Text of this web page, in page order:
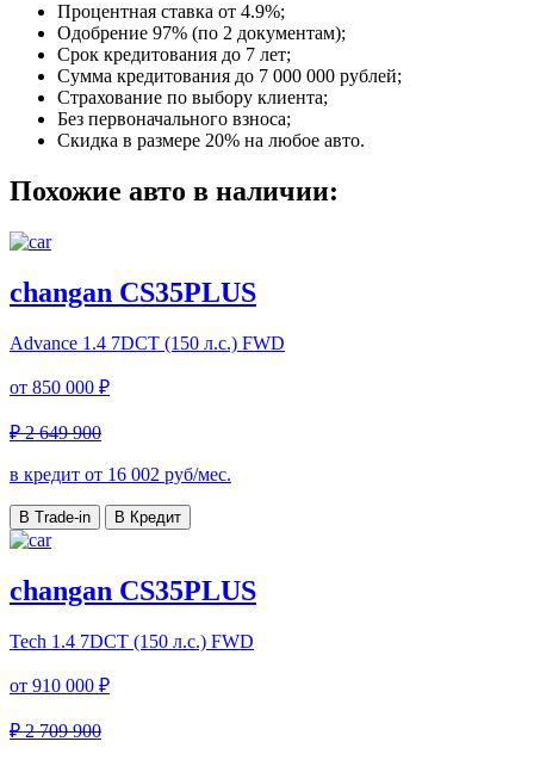
Процентная ставка от 4.9%;
Одобрение 97% (по 2 документам);
Срок кредитования до 7 лет;
Сумма кредитования до 7 000 000 рублей;
Страхование по выбору клиента;
Без первоначального взноса;
Скидка в размере 20% на любое авто.
Похожие авто в наличии:
changan CS35PLUS
Advance 1.4 7DCT (150 л.с.) FWD
от 850 000 ₽
₽ 2 649 900
в кредит от 16 002 руб/мес.
В Trade-in В Кредит
changan CS35PLUS
Tech 1.4 7DCT (150 л.с.) FWD
от 910 000 ₽
₽ 2 709 900